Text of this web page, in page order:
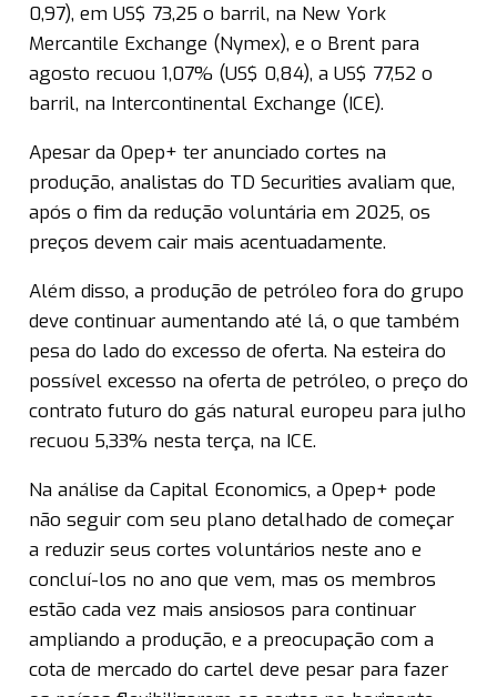
0,97), em US$ 73,25 o barril, na New York
Mercantile Exchange (Nymex), e o Brent para
agosto recuou 1,07% (US$ 0,84), a US$ 77,52 o
barril, na Intercontinental Exchange (ICE).
Apesar da Opep+ ter anunciado cortes na
produção, analistas do TD Securities avaliam que,
após o fim da redução voluntária em 2025, os
preços devem cair mais acentuadamente.
Além disso, a produção de petróleo fora do grupo
deve continuar aumentando até lá, o que também
pesa do lado do excesso de oferta. Na esteira do
possível excesso na oferta de petróleo, o preço do
contrato futuro do gás natural europeu para julho
recuou 5,33% nesta terça, na ICE.
Na análise da Capital Economics, a Opep+ pode
não seguir com seu plano detalhado de começar
a reduzir seus cortes voluntários neste ano e
concluí-los no ano que vem, mas os membros
estão cada vez mais ansiosos para continuar
ampliando a produção, e a preocupação com a
cota de mercado do cartel deve pesar para fazer